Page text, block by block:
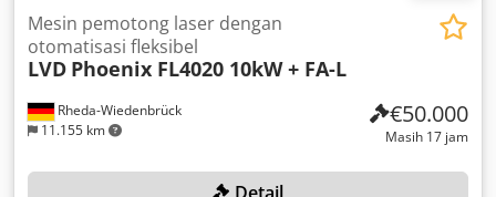
Rheda-Wiedenbrück
11.155 km
Mesin pemotong laser dengan
otomatisasi fleksibel
LVD Phoenix FL4020 10kW + FA-L
€50.000
Masih 17 jam